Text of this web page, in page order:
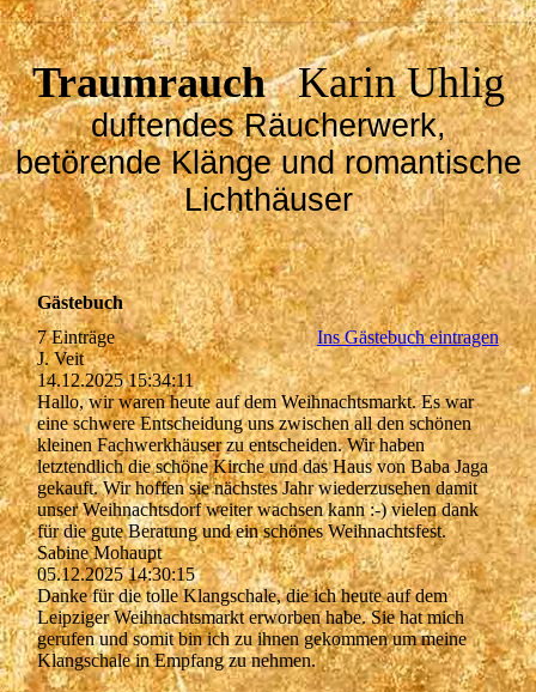
Traumrauch Karin Uhlig
duftendes Räucherwerk,
betörende Klänge und romantische
Lichthäuser
Gästebuch
7 Einträge
Ins Gästebuch eintragen
J. Veit
14.12.2025 15:34:11
Hallo, wir waren heute auf dem Weihnachtsmarkt. Es war
eine schwere Entscheidung uns zwischen all den schönen
kleinen Fachwerkhäuser zu entscheiden. Wir haben
letztendlich die schöne Kirche und das Haus von Baba Jaga
gekauft. Wir hoffen sie nächstes Jahr wiederzusehen damit
unser Weihnachtsdorf weiter wachsen kann :-) vielen dank
für die gute Beratung und ein schönes Weihnachtsfest.
Sabine Mohaupt
05.12.2025 14:30:15
Danke für die tolle Klangschale, die ich heute auf dem
Leipziger Weihnachtsmarkt erworben habe. Sie hat mich
gerufen und somit bin ich zu ihnen gekommen um meine
Klangschale in Empfang zu nehmen.